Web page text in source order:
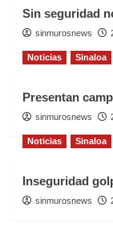
Sin seguridad
sinmurosnews
Noticias Sinaloa
Presentan
sinmurosnews
Noticias Sinaloa
Inseguridad
sinmurosnews